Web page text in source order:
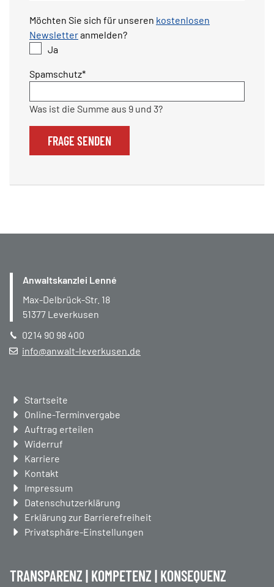
Möchten Sie sich für unseren kostenlosen
Newsletteranmelden?
Ja
Pflichtfeld
Spamschutz*
Was ist die Summe aus 9 und 3?
FRAGE SENDEN
Anwaltskanzlei Lenné
Max-Delbrück-Str. 18
51377 Leverkusen
0214 90 98 400
info@anwalt-leverkusen.de
Navigation
überspringen
Startseite
Online-Terminvergabe
Auftrag erteilen
Widerruf
Karriere
Kontakt
Impressum
Datenschutzerklärung
Erklärung zur Barrierefreiheit
Privatsphäre-Einstellungen
TRANSPARENZ | KOMPETENZ | KONSEQUENZ